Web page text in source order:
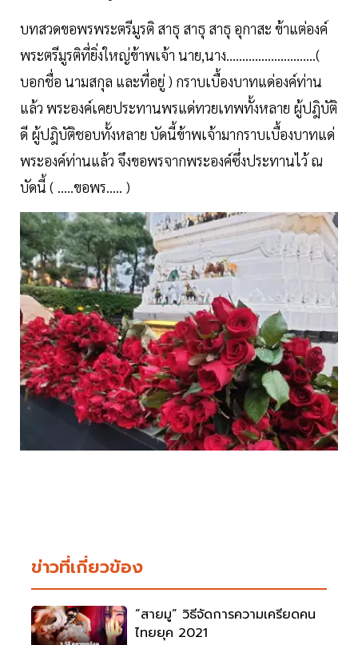
บทสวดขอพรพระตรีมูรติ สาธุ สาธุ สาธุ อุกาสะ ข้าแต่องค์
พระตรีมูรติที่ยิ่งใหญ่ข้าพเจ้า นาย,นาง............................(
บอกชื่อ นามสกุล และที่อยู่ ) กราบเบื้องบาทแด่องค์ท่าน
แล้ว พระองค์เคยประทานพรแด่ทวยเทพทั้งหลาย ผู้ปฎิบัติ
ดี ผู้ปฎิบัติชอบทั้งหลาย บัดนี้ข้าพเจ้ามากราบเบื้องบาทแด่
พระองค์ท่านแล้ว จึงขอพรจากพระองค์ซึ่งประทานไว้ ณ
บัดนี้ ( .....ขอพร..... )
ข่าวที่เกี่ยวข้อง
“สายมู” วิธีจัดการความเครียดคน
ไทยยุค 2021